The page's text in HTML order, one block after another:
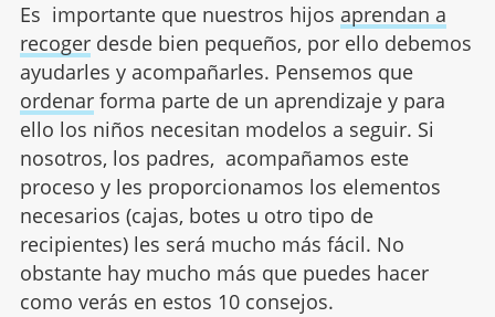
Es importante que nuestros hijos aprendan a
recogerdesde bien pequeños, por ello debemos
ayudarles y acompañarles. Pensemos que
ordenarforma parte de un aprendizaje y para
ello los niños necesitan modelos a seguir. Si
nosotros, los padres, acompañamos este
proceso y les proporcionamos los elementos
necesarios (cajas, botes u otro tipo de
recipientes) les será mucho más fácil. No
obstante hay mucho más que puedes hacer
como verás en estos 10 consejos.